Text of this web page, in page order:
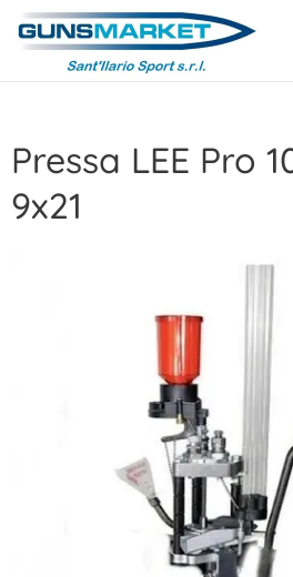
Pressa LEE Pro
9x21